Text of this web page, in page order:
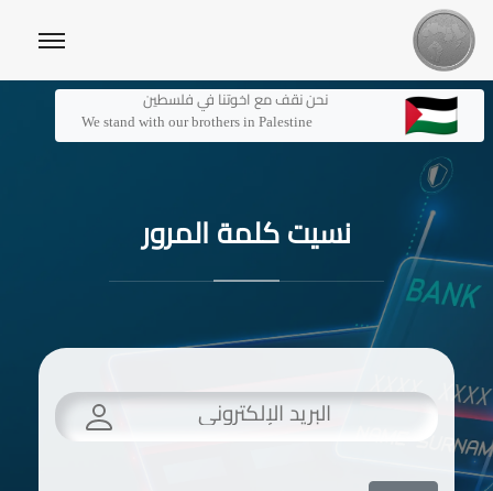
نحن نقف مع اخوتنا في فلسطين
We stand with our brothers in Palestine
نسيت كلمة المرور